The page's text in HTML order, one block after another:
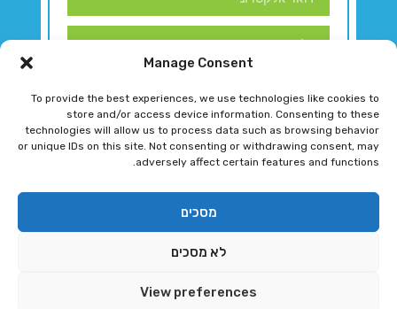
Manage Consent
To provide the best experiences, we use technologies like cookies to
store and/or access device information. Consenting to these
technologies will allow us to process data such as browsing behavior
or unique IDs on this site. Not consenting or withdrawing consent, may
adversely affect certain features and functions.
מסכים
לא מסכים
View preferences